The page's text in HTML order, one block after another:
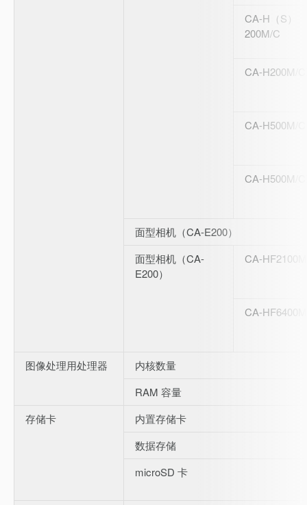
CA-H（S）
200M/C
CA-H200M/
CA-H500M/C
CA-H500M/
面型相机（CA-E200）
面型相机（CA-
E200）
CA-
CA-
图像处理用处理器
内核数量
RAM 容量
存储卡
内置存储卡
数据存储
microSD 卡